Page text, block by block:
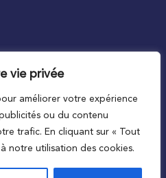
vie privée
améliorer votre expérience
ou du contenu
trafic. En cliquant sur « Tout
notre utilisation des cookies.